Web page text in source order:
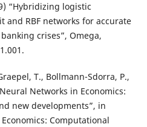
“Hybridizing logistic
RBF networks for accurate
crises”, Omega,
T., Bollmann-Sdorra, P.,
Networks in Economics:
new developments”, in
Computational